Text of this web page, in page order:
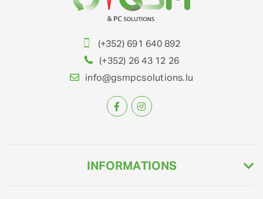
(+352) 691 640 892
(+352) 26 43 12 26
info@gsmpcsolutions.lu
INFORMATIONS